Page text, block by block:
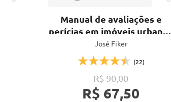
Manual de avaliações e
perícias em imóveis urbanos
- 5ª ed.
José Fiker
(22)
R$ 90,00
R$ 67,50